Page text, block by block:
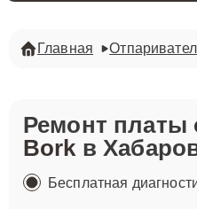
Главная
Ремонт платы
Borkв
Бесплатная